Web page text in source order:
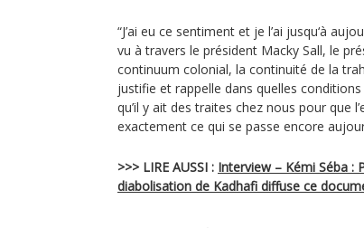
“J’ai eu ce sentiment et je l’ai jusqu‘à
vu à travers le président Macky Sall, le
continuum colonial, la continuité de la
justifie et rappelle dans quelles
qu’il y ait des traites chez nous pour que
exactement ce qui se passe encore
>>> LIRE AUSSI : Interview – Kémi Séba :
diabolisation de Kadhafi diffuse ce